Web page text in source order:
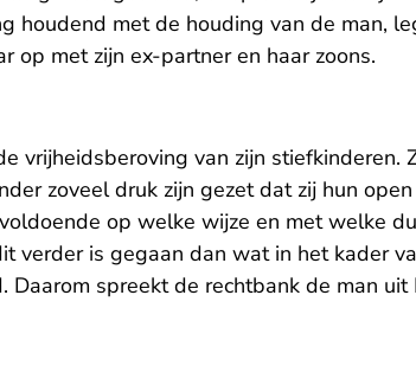
houdend met de houding van de man,
op met zijn ex-partner en haar zoons.
vrijheidsberoving van zijn stiefkinderen.
zoveel druk zijn gezet dat zij hun open
op welke wijze en met welke
verder is gegaan dan wat in het kader
Daarom spreekt de rechtbank de man